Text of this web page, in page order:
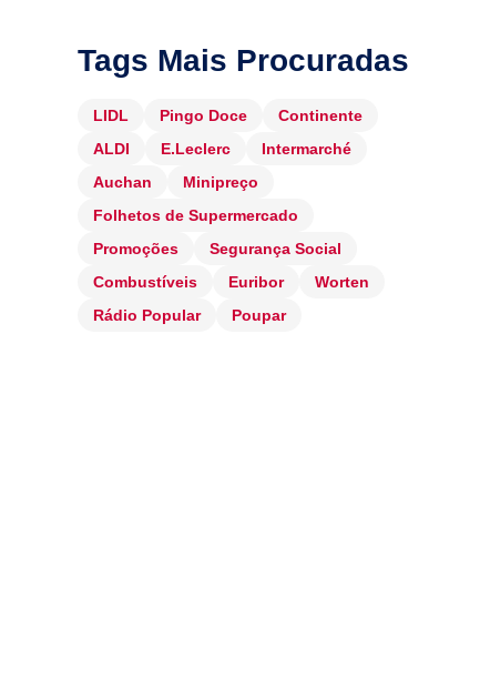
Tags Mais Procuradas
LIDL Pingo Doce
Continente
ALDI
E.Leclerc
Intermarché
Auchan
Minipreço
Folhetos de Supermercado
Promoções
Segurança Social
Combustíveis
Euribor
Worten
Rádio Popular
Poupar